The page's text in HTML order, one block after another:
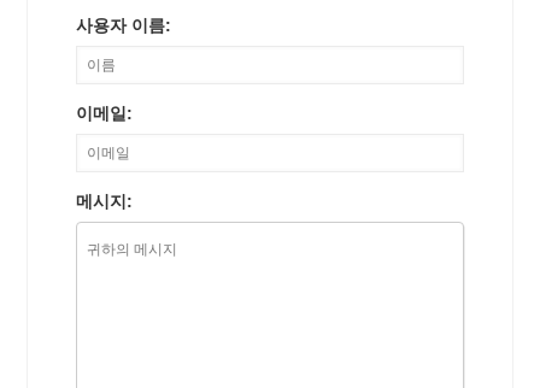
사용자 이름:
이메일:
메시지: